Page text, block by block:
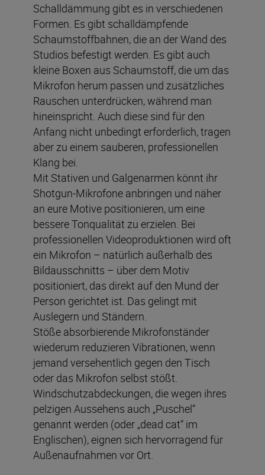
Schalldämmung gibt es in verschiedenen
Formen. Es gibt schalldämpfende
Schaumstoffbahnen, die an der Wand des
Studios befestigt werden. Es gibt auch
kleine Boxen aus Schaumstoff, die um das
Mikrofon herum passen und zusätzliches
Rauschen unterdrücken, während man
hineinspricht. Auch diese sind für den
Anfang nicht unbedingt erforderlich, tragen
aber zu einem sauberen, professionellen
Klang bei.
Mit Stativen und Galgenarmen könnt ihr
Shotgun-Mikrofone anbringen und näher
an eure Motive positionieren, um eine
bessere Tonqualität zu erzielen. Bei
professionellen Videoproduktionen wird oft
ein Mikrofon – natürlich außerhalb des
Bildausschnitts – über dem Motiv
positioniert, das direkt auf den Mund der
Person gerichtet ist. Das gelingt mit
Auslegern und Ständern.
Stöße absorbierende Mikrofonständer
wiederum reduzieren Vibrationen, wenn
jemand versehentlich gegen den Tisch
oder das Mikrofon selbst stößt.
Windschutzabdeckungen, die wegen ihres
pelzigen Aussehens auch „Puschel“
genannt werden (oder „dead cat“ im
Englischen), eignen sich hervorragend für
Außenaufnahmen vor Ort.